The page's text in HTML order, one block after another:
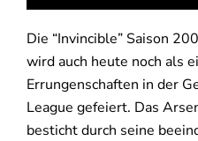
Die “Invincible” Saison
wird auch heute noch als
Errungenschaften in der
League gefeiert. Das
besticht durch seine